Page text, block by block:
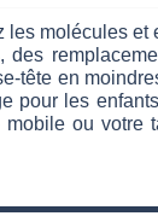
molécules
tête en
pour les
ou